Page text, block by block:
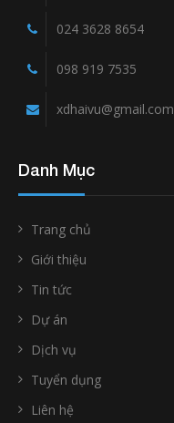
024 3628 8654
098 919 7535
xdhaivu@gmail.com
Danh Mục
Trang chủ
Giới thiệu
Tin tức
Dự án
Dịch vụ
Tuyển dụng
Liên hệ